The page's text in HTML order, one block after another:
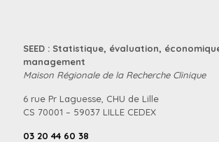
SEED : Statistique, évaluation,
management
Maison Régionale de la Recherche Clinique
6 rue Pr Laguesse, CHU de Lille
CS 70001 – 59037 LILLE CEDEX
03 20 44 60 38